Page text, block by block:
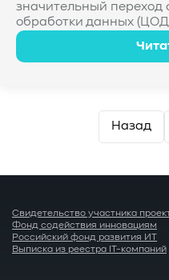
значительный переход
обработки данных
Назад
Свидетельство участника
Фонд содействия инновациям
Российский фонд развития ИТ
Выписка из реестра IT-компаний